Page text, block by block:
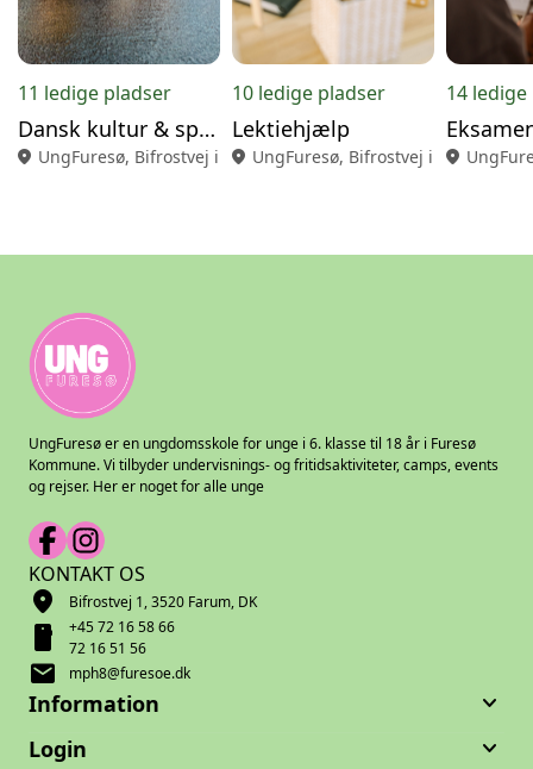
11 ledige pladser
Dansk kultur & sprog
location_on UngFuresø, Bifrostvej i Farum
10 ledige pladser
Lektiehjælp
location_on UngFuresø, Bifrostvej i Farum
14
location_on
UngFuresø er en ungdomsskole for unge i 6. klasse til 18 år i Furesø
Kommune. Vi tilbyder undervisnings- og fritidsaktiviteter, camps, events
og rejser. Her er noget for alle unge
KONTAKT OS
location_on Bifrostvej 1, 3520 Farum, DK
smartphone
+45 72 16 58 66
72 16 51 56
mail mph8@furesoe.dk
Information keyboard_arrow_down
Login keyboard_arrow_down